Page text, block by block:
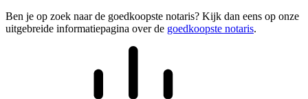
Ben je op zoek naar de goedkoopste notaris? Kijk dan eens op onze
uitgebreide informatiepagina over de goedkoopste notaris.